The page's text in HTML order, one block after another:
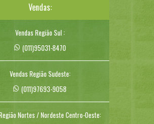
Vendas:
Vendas Região Sul :
(011)95031-8470
Vendas Região Sudeste:
(011)97693-9058
Nortes / Nordeste Centro-Oeste: